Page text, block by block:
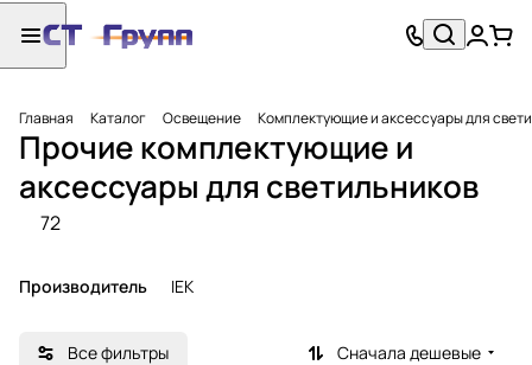
Главная Каталог Освещение Комплектующие и аксессуары для
Прочие комплектующие и
аксессуары для светильников
72
Производитель IEK
Все фильтры Сначала дешевые